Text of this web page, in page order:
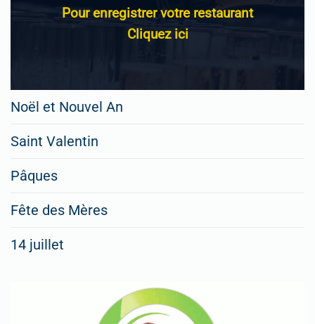
Pour enregistrer votre restaurant
Cliquez ici
Noël et Nouvel An
Saint Valentin
Pâques
Fête des Mères
14 juillet